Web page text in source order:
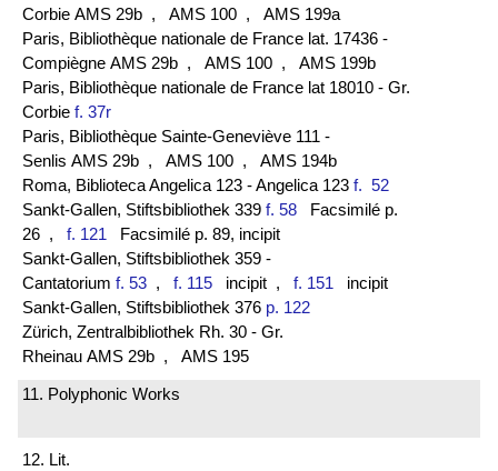
Corbie AMS 29b , AMS 100 , AMS 199a
Paris, Bibliothèque nationale de France lat. 17436 -
Compiègne AMS 29b , AMS 100 , AMS 199b
Paris, Bibliothèque nationale de France lat 18010 - Gr.
Corbie f. 37r
Paris, Bibliothèque Sainte-Geneviève 111 -
Senlis AMS 29b , AMS 100 , AMS 194b
Roma, Biblioteca Angelica 123 - Angelica 123 f. 52
Sankt-Gallen, Stiftsbibliothek 339 f. 58 Facsimilé p.
26 , f. 121 Facsimilé p. 89, incipit
Sankt-Gallen, Stiftsbibliothek 359 -
Cantatorium f. 53 , f. 115 incipit , f. 151 incipit
Sankt-Gallen, Stiftsbibliothek 376 p. 122
Zürich, Zentralbibliothek Rh. 30 - Gr.
Rheinau AMS 29b , AMS 195
11. Polyphonic Works
12. Lit.